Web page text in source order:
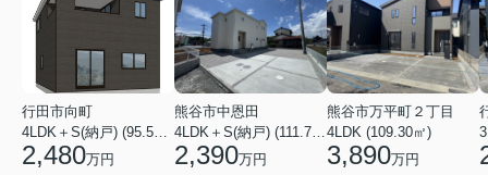
行田市向町
4LDK＋S(納戸) (95.58㎡)
2,480万円
熊谷市中恩田
4LDK＋S(納戸) (111.78㎡)
2,390万円
熊谷市万平町２丁目
4LDK (109.30㎡)
3,890万円